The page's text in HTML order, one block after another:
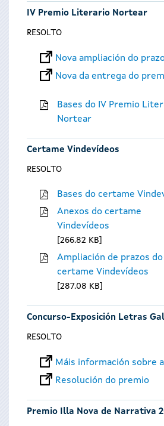
IV Premio Literario Nortear
RESOLTO
Nova ampliación do
Nova da entrega do
Bases do IV Premio
Nortear
Certame Vindevídeos
RESOLTO
Bases do certame
Anexos do certame
Vindevídeos
266.82 KB
Ampliación de prazos do
certame Vindevídeos
287.08 KB
Concurso-Exposición Letras
RESOLTO
Máis información sobre
Resolución do premio
Premio Illa Nova de Narrativa